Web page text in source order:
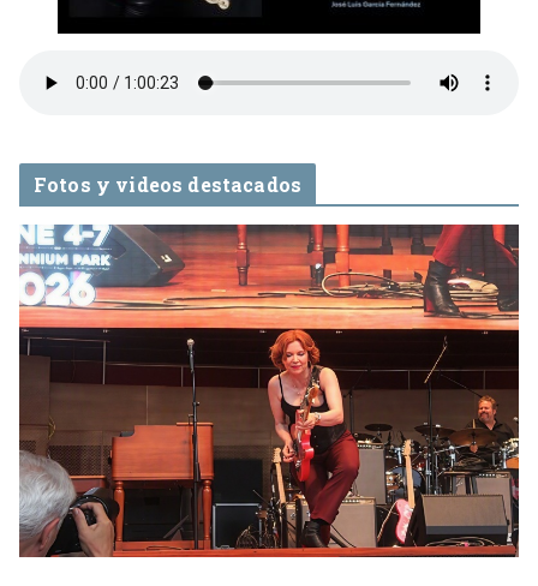
Fotos y videos destacados